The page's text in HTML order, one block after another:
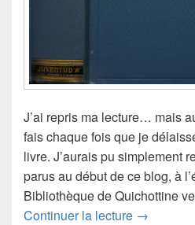
J’ai repris ma lecture… mais
fais chaque fois que je
livre. J’aurais pu simplement
parus au début de ce blog, à
Bibliothèque de Quichottine
Continuer la lecture Don
→